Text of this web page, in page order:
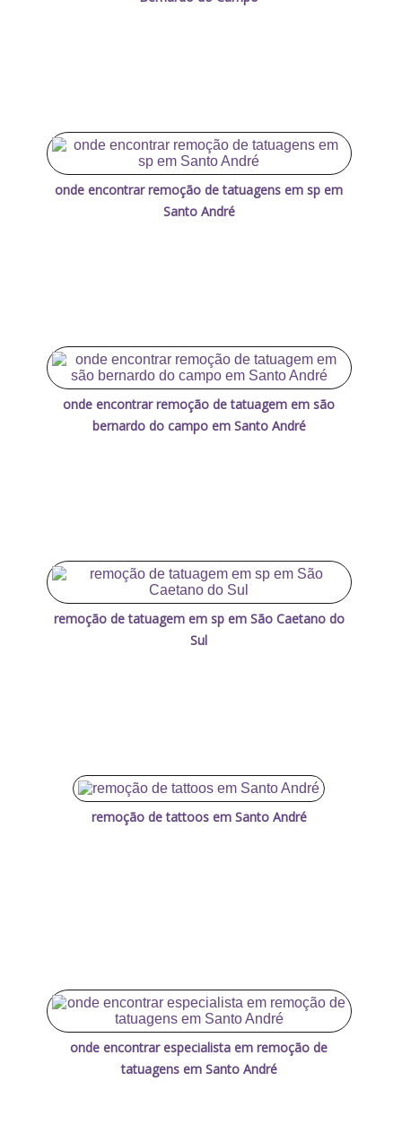
onde encontrar remoção de tatuagens em sp em
Santo André
onde encontrar remoção de tatuagem em são
bernardo do campo em Santo André
remoção de tatuagem em sp em São Caetano do
Sul
remoção de tattoos em Santo André
onde encontrar especialista em remoção de
tatuagens em Santo André